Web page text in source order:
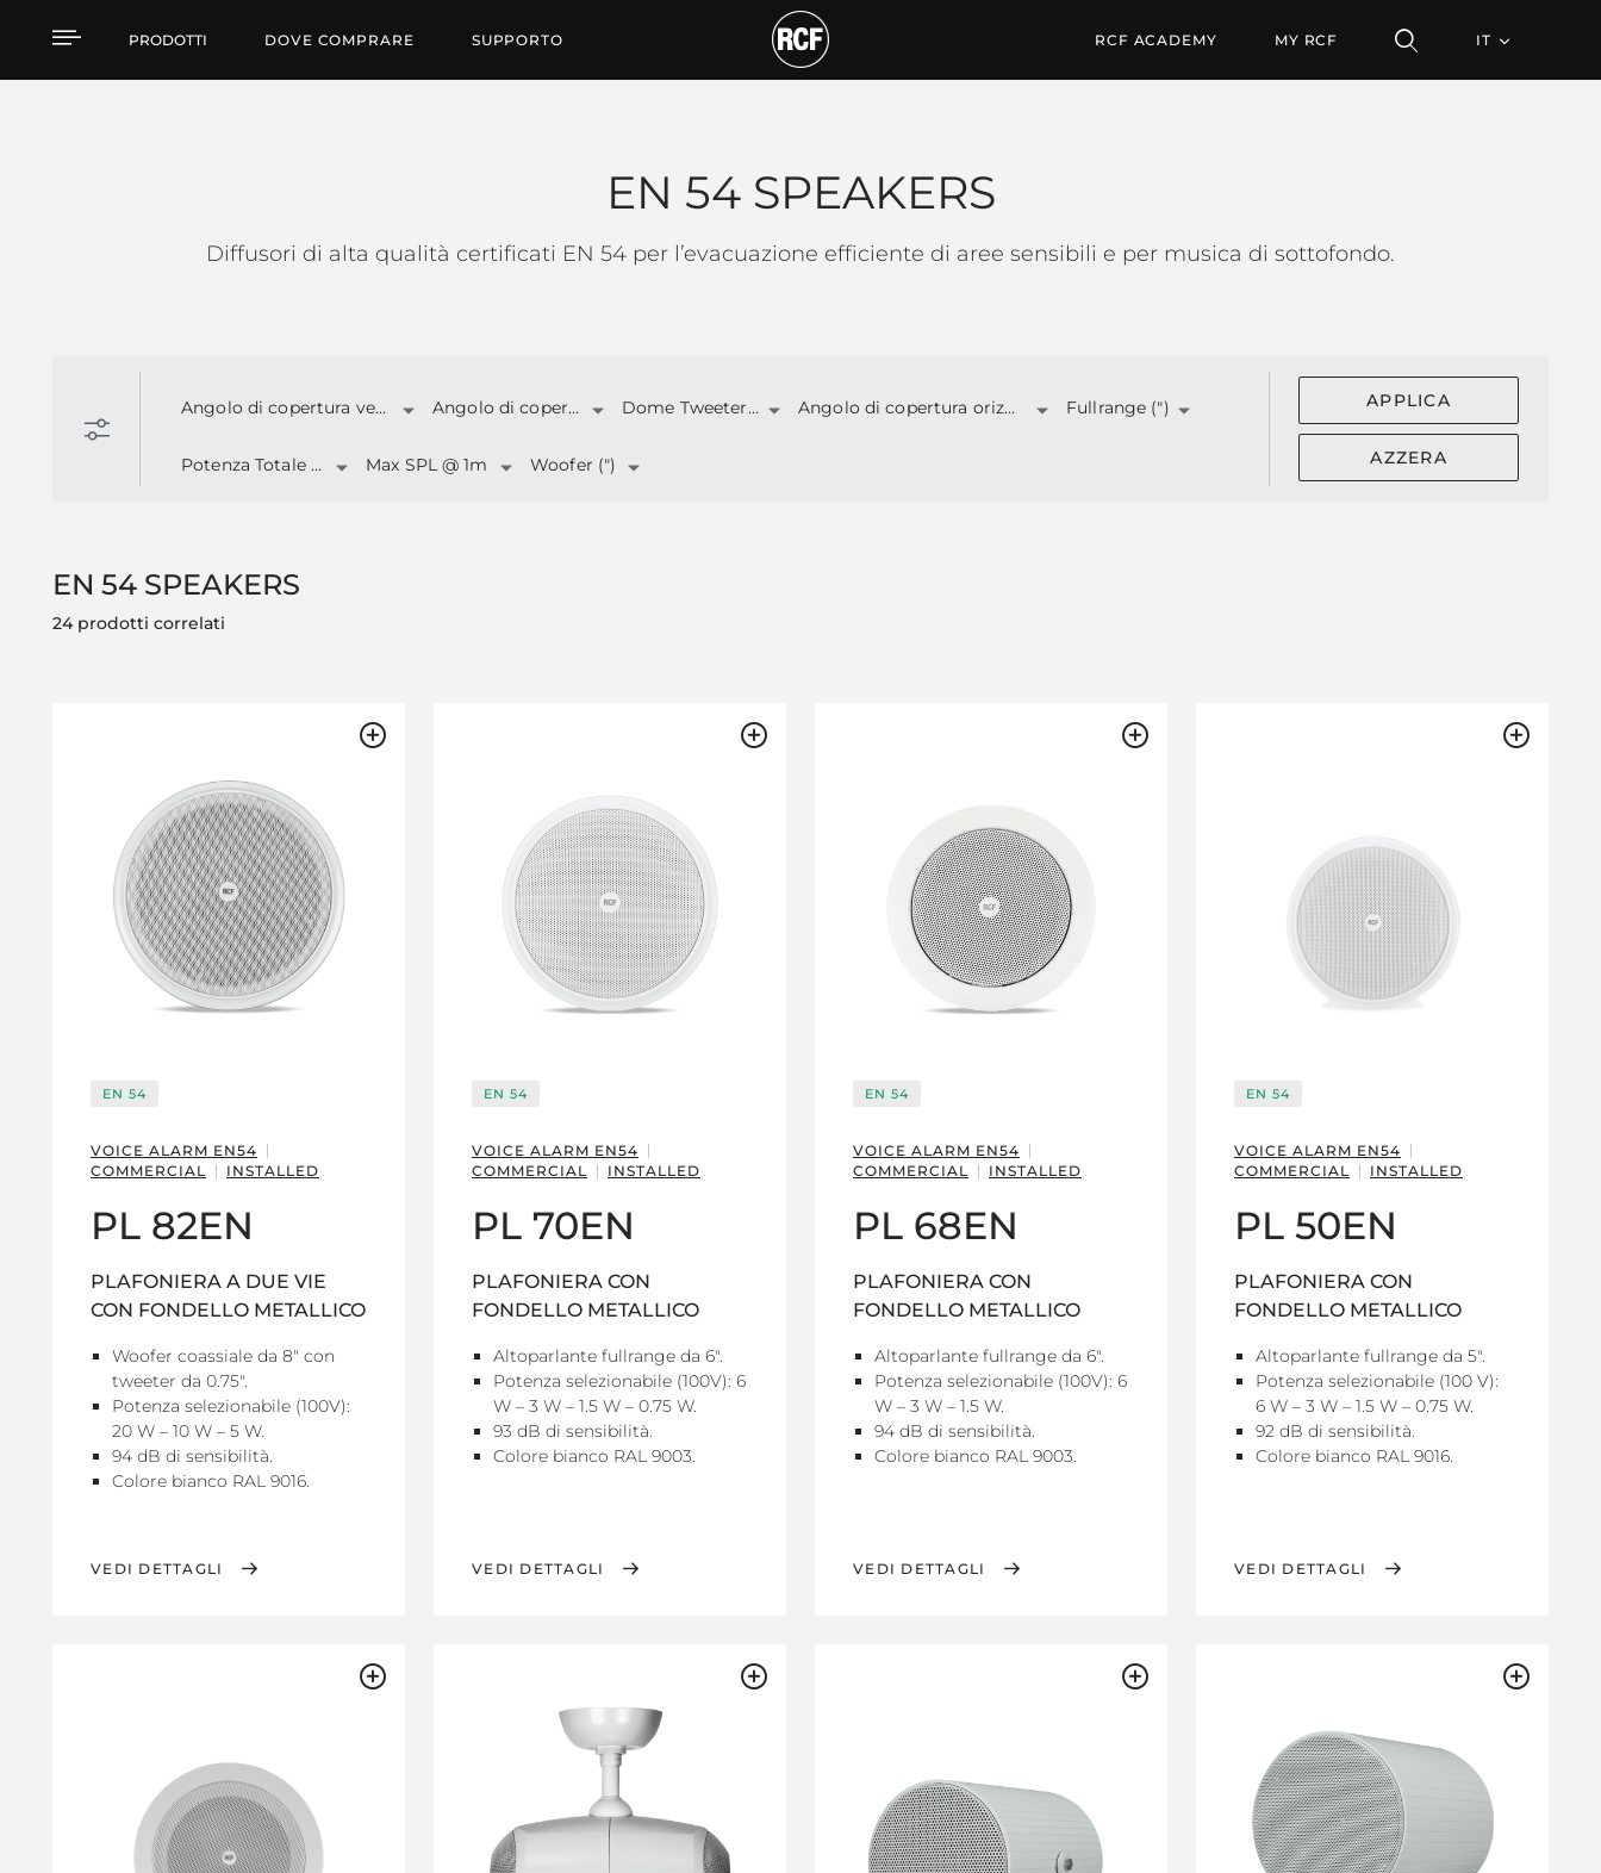
EN 54 SPEAKERS
PRODOTTI DOVE COMPRARE SUPPORTO RCF ACADEMY MY RCF IT
EN 54 SPEAKERS
Diffusori di alta qualità certificati EN 54 per l’evacuazione efficiente di aree sensibili e per musica di sottofondo.
Angolo di copertura verticale Angolo di copertura Dome Tweeter (") Angolo di copertura orizzontale Fullrange (")
Potenza Totale (W) Max SPL @ 1m Woofer (")
APPLICA
AZZERA
EN 54 SPEAKERS
24 prodotti correlati
EN 54
VOICE ALARM EN54
COMMERCIAL
INSTALLED
PL 82EN
PLAFONIERA A DUE VIE
CON FONDELLO METALLICO
Woofer coassiale da 8" con
tweeter da 0.75".
Potenza selezionabile (100V):
20 W – 10 W – 5 W.
94 dB di sensibilità.
Colore bianco RAL 9016.
VEDI DETTAGLI
EN 54
VOICE ALARM EN54
COMMERCIAL
INSTALLED
PL 70EN
PLAFONIERA CON
FONDELLO METALLICO
Altoparlante fullrange da 6".
Potenza selezionabile (100V): 6
W – 3 W – 1.5 W – 0.75 W.
93 dB di sensibilità.
Colore bianco RAL 9003.
VEDI DETTAGLI
EN 54
VOICE ALARM EN54
COMMERCIAL
INSTALLED
PL 68EN
PLAFONIERA CON
FONDELLO METALLICO
Altoparlante fullrange da 6".
Potenza selezionabile (100V): 6
W – 3 W – 1.5 W.
94 dB di sensibilità.
Colore bianco RAL 9003.
VEDI DETTAGLI
EN 54
VOICE ALARM EN54
COMMERCIAL
INSTALLED
PL 50EN
PLAFONIERA CON
FONDELLO METALLICO
Altoparlante fullrange da 5".
Potenza selezionabile (100 V):
6 W – 3 W – 1.5 W – 0.75 W.
92 dB di sensibilità.
Colore bianco RAL 9016.
VEDI DETTAGLI